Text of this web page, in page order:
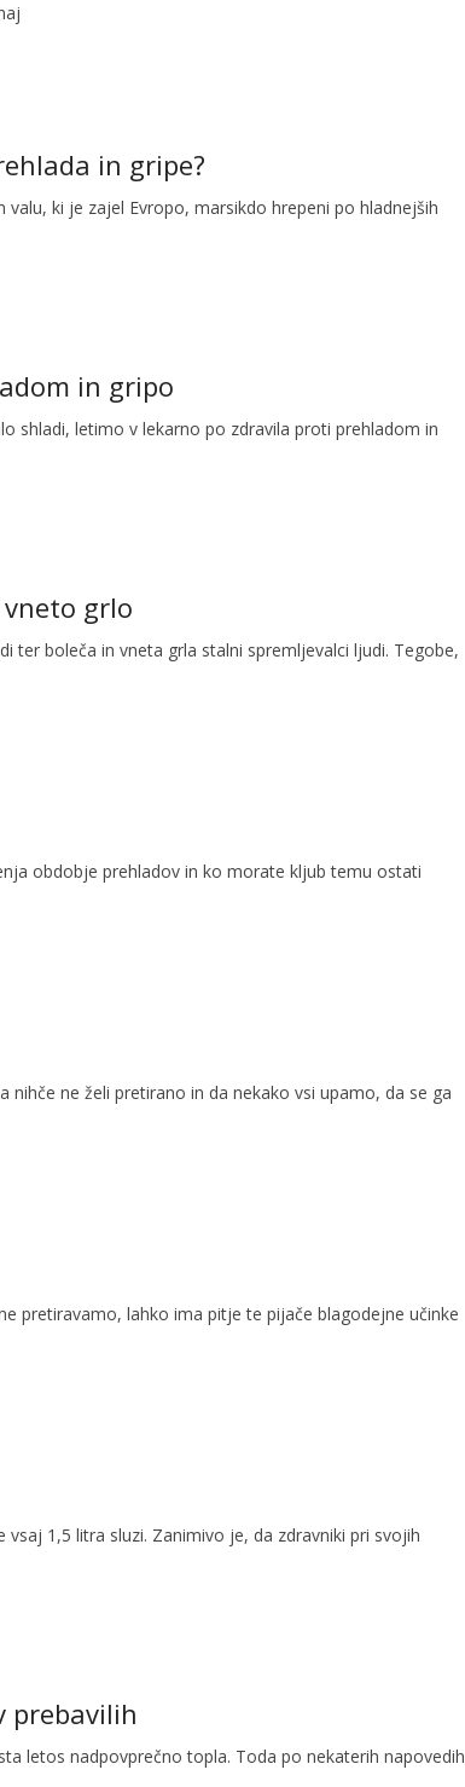
in gripe?
valu, ki je zajel Evropo, marsikdo hrepeni po hladnejših
in gripo
shladi, letimo v lekarno po zdravila proti prehladom in
grlo
ter boleča in vneta grla stalni spremljevalci ljudi. Tegobe,
obdobje prehladov in ko morate kljub temu ostati
nihče ne želi pretirano in da nekako vsi upamo, da se ga
pretiravamo, lahko ima pitje te pijače blagodejne učinke
vsaj 1,5 litra sluzi. Zanimivo je, da zdravniki pri svojih
prebavilih
letos nadpovprečno topla. Toda po nekaterih napovedih